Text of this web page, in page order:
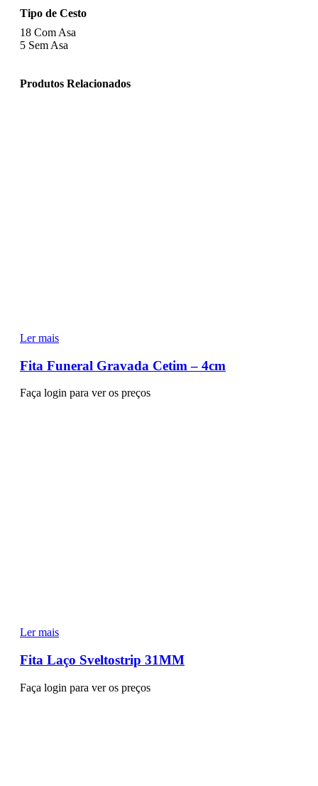
Tipo de Cesto
18 Com Asa
5 Sem Asa
Produtos Relacionados
Ler mais
Fita Funeral Gravada Cetim – 4cm
Faça login para ver os preços
Ler mais
Fita Laço Sveltostrip 31MM
Faça login para ver os preços